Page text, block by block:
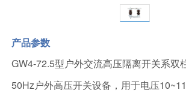
产品参数
GW4-72.5型户外交流高压隔离开关系双
50Hz户外高压开关设备，用于电压